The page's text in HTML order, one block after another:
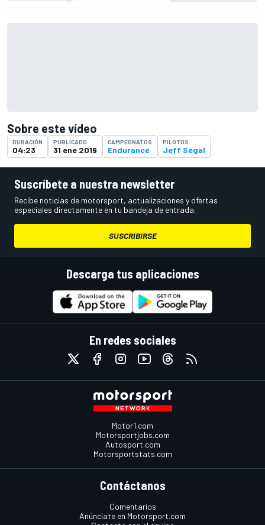
Sobre este vídeo
DURACIÓN
04:23
PUBLICADO
31 ene 2019
CAMPEONATOS
Endurance
PILOTOS
Jeff Segal
Suscríbete a nuestra newsletter
Recibe noticias de motorsport, actualizaciones y ofertas
especiales directamente en tu bandeja de entrada.
SUSCRIBIRSE
Descarga tus aplicaciones
En redes sociales
Motor1.com
Motorsportjobs.com
Autosport.com
Motorsportstats.com
Contáctanos
Comentarios
Anúnciate en Motorsport.com